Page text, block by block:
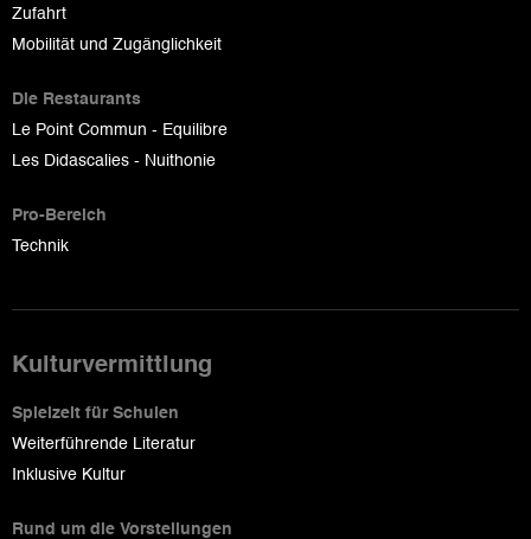
Zufahrt
Mobilität und Zugänglichkeit
Die Restaurants
Le Point Commun - Equilibre
Les Didascalies - Nuithonie
Pro-Bereich
Technik
Kulturvermittlung
Spielzeit für Schulen
Weiterführende Literatur
Inklusive Kultur
Rund um die Vorstellungen